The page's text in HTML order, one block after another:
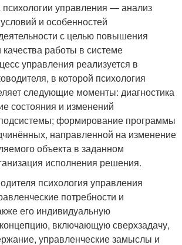
управления — анализ
и особенностей
с целью повышения
работы в системе
управления реализуется в
в которой психология
следующие моменты: диагностика
состояния и изменений
формирование программы
направленной на изменение
объекта в заданном
исполнения решения.
психология управления
потребности и
его индивидуальную
включающую сверхзадачу,
управленческие замыслы и